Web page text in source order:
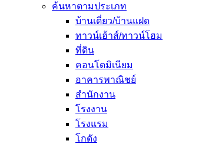
ค้นหาตามประเภท
บ้านเดี่ยว/บ้านแฝด
ทาวน์เฮ้าส์/ทาวน์โฮม
ที่ดิน
คอนโดมิเนียม
อาคารพาณิชย์
สำนักงาน
โรงงาน
โรงแรม
โกดัง